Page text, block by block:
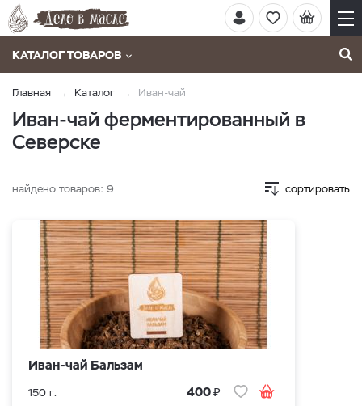
КАТАЛОГ ТОВАРОВ
Главная Каталог Иван-чай
Иван-чай ферментированный в
Северске
найдено товаров: 9 сортировать
Иван-чай Бальзам
150 г. 400₽